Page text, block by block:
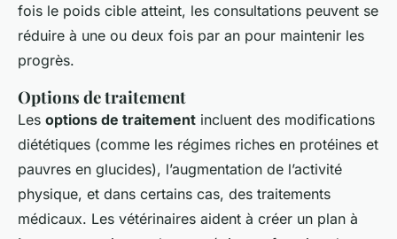
fois le poids cible atteint, les consultations peuvent se
réduire à une ou deux fois par an pour maintenir les
progrès.
Options de traitement
Les options de traitement incluent des modifications
diététiques (comme les régimes riches en protéines et
pauvres en glucides), l’augmentation de l’activité
physique, et dans certains cas, des traitements
médicaux. Les vétérinaires aident à créer un plan à